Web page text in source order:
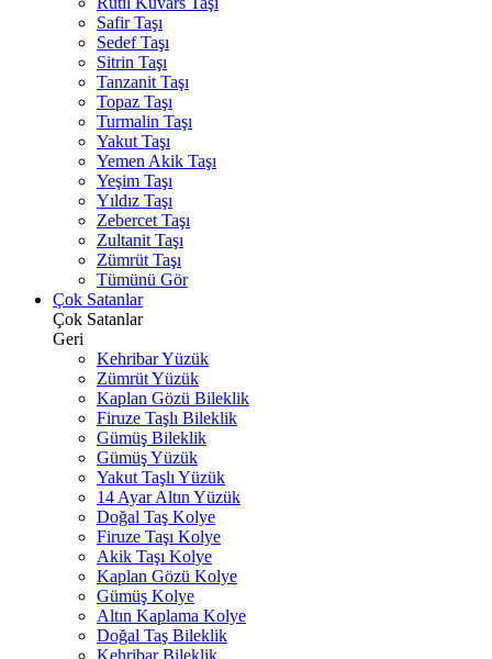
Safir Taşı
Sedef Taşı
Sitrin Taşı
Tanzanit Taşı
Topaz Taşı
Turmalin Taşı
Yakut Taşı
Yemen Akik Taşı
Yeşim Taşı
Yıldız Taşı
Zebercet Taşı
Zultanit Taşı
Zümrüt Taşı
Tümünü Gör
Çok Satanlar
Çok Satanlar
Geri
Kehribar Yüzük
Zümrüt Yüzük
Kaplan Gözü Bileklik
Firuze Taşlı Bileklik
Gümüş Bileklik
Gümüş Yüzük
Yakut Taşlı Yüzük
14 Ayar Altın Yüzük
Doğal Taş Kolye
Firuze Taşı Kolye
Akik Taşı Kolye
Kaplan Gözü Kolye
Gümüş Kolye
Altın Kaplama Kolye
Doğal Taş Bileklik
Kehribar Bileklik